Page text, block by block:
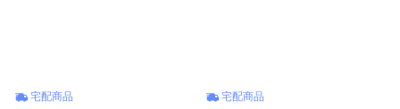
宅配商品 宅配商品